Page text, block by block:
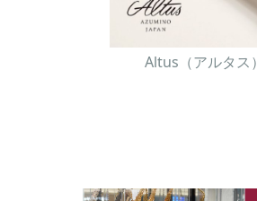
Altus（アルタス）